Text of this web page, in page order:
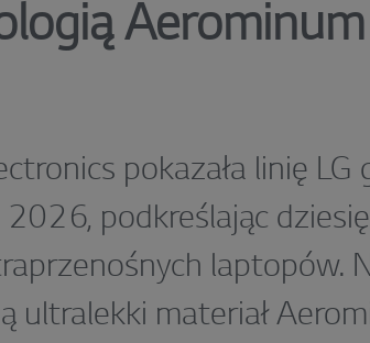
Aerominum
pokazała linię LG
2026, podkreślając
laptopów.
ultralekki materiał